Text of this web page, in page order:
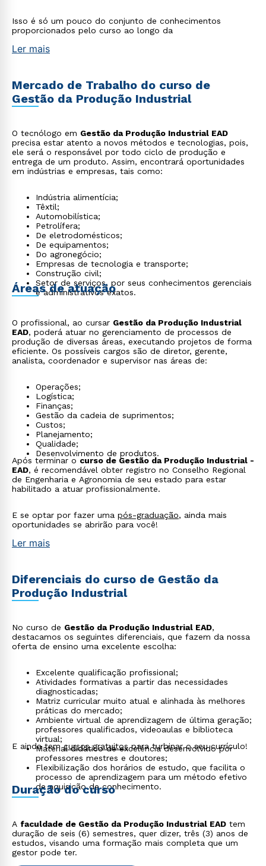
Isso é só um pouco do conjunto de conhecimentos
proporcionados pelo curso ao longo da
Ler mais
Mercado de Trabalho do curso de
Gestão da Produção Industrial
O tecnólogo em Gestão da Produção Industrial EAD
precisa estar atento a novos métodos e tecnologias, pois,
ele será o responsável por todo ciclo de produção e
entrega de um produto. Assim, encontrará oportunidades
em indústrias e empresas, tais como:
Indústria alimentícia;
Têxtil;
Automobilística;
Petrolífera;
De eletrodomésticos;
De equipamentos;
Do agronegócio;
Empresas de tecnologia e transporte;
Construção civil;
Setor de serviços, por seus conhecimentos gerenciais
e administrativos exatos.
Áreas de atuação
O profissional, ao cursar Gestão da Produção Industrial
EAD, poderá atuar no gerenciamento de processos de
produção de diversas áreas, executando projetos de forma
eficiente. Os possíveis cargos são de diretor, gerente,
analista, coordenador e supervisor nas áreas de:
Operações;
Logística;
Finanças;
Gestão da cadeia de suprimentos;
Custos;
Planejamento;
Qualidade;
Desenvolvimento de produtos.
Após terminar o curso de Gestão da Produção Industrial -
EAD, é recomendável obter registro no Conselho Regional
de Engenharia e Agronomia de seu estado para estar
habilitado a atuar profissionalmente.
E se optar por fazer uma pós-graduação, ainda mais
oportunidades se abrirão para você!
Ler mais
Diferenciais do curso de Gestão da
Produção Industrial
No curso de Gestão da Produção Industrial EAD,
destacamos os seguintes diferenciais, que fazem da nossa
oferta de ensino uma excelente escolha:
Excelente qualificação profissional;
Atividades formativas a partir das necessidades
diagnosticadas;
Matriz curricular muito atual e alinhada às melhores
práticas do mercado;
Ambiente virtual de aprendizagem de última geração;
professores qualificados, videoaulas e biblioteca
virtual;
Material didático de excelência desenvolvido por
professores mestres e doutores;
Flexibilização dos horários de estudo, que facilita o
processo de aprendizagem para um método efetivo
de aquisição de conhecimento.
E ainda temcursos gratuitospara turbinar o seu currículo!
Duração do curso
A faculdade de Gestão da Produção Industrial EAD tem
duração de seis (6) semestres, quer dizer, três (3) anos de
estudos, visando uma formação mais completa que um
gestor pode ter.